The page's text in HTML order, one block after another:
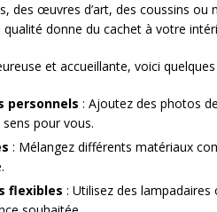
des œuvres d’art, des coussins ou
qualité donne du cachet à votre
et accueillante, voici
personnels : Ajoutez des photos
pour vous.
: Mélangez différents matériaux
flexibles : Utilisez des